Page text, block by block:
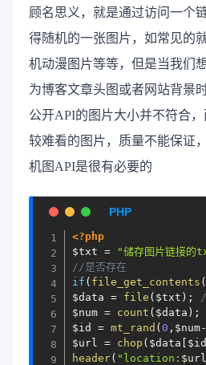
顾名思义，就是通过访问一个
得随机的一张图片，如常见的
机动漫图片等等，但是当我们
为博客文章头图或者网站背景
公开API的图片大小并不符合
较难看的图片，质量不能保证
机图API是很有必要的
<?php
$txt
= "储存图片链接的
//是否存在
if ( file_get_contents (
$data
= file ( $txt ) ;
$num = count ( $data ) ;
$id
= mt_rand (0 , $num-
$url
= chop ( $data $id
header( "location: $url